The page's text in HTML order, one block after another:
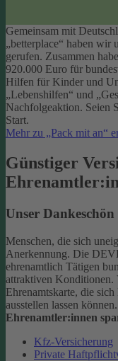
Gemeinsam mit
„betterplace“ haben wir
gerufen. Zusammen
920.000 Euro für
Hilfen für Kinder und
„Lebenshilfen“ und
Nachfolgeaktion. Seien
Start.
Mehr zu „Pack mit an“
Günstiger
Unser
Menschen, die sich
Anerkennung. Die
ehrenamtlich Tätigen
attraktiven Konditionen.
Ehrenamtskarte, die
ausstellen lassen können.
Ehrenamtler:innen
Kfz-Versicherung
Private